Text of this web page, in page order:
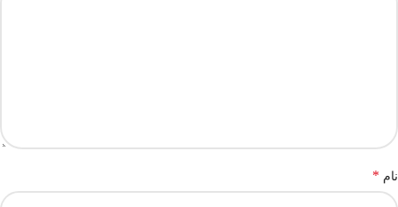
نام *